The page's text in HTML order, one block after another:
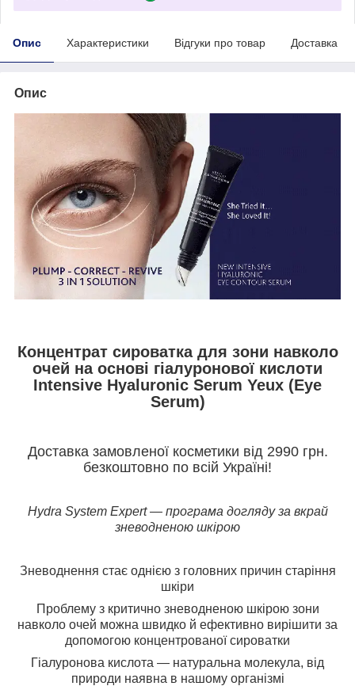
Опис Характеристики Відгуки про товар Доставка
Опис
Концентрат сироватка для зони навколо
очей на основі гіалуронової кислоти
Intensive Hyaluronic Serum Yeux (Eye
Serum)
Доставка замовленої косметики від 2990 грн.
безкоштовно по всій Україні!
Hydra System Expert — програма догляду за вкрай
зневодненою шкірою
Зневоднення стає однією з головних причин старіння
шкіри
Проблему з критично зневодненою шкірою зони
навколо очей можна швидко й ефективно вирішити за
допомогою концентрованої сироватки
Гіалуронова кислота — натуральна молекула, від
природи наявна в нашому організмі